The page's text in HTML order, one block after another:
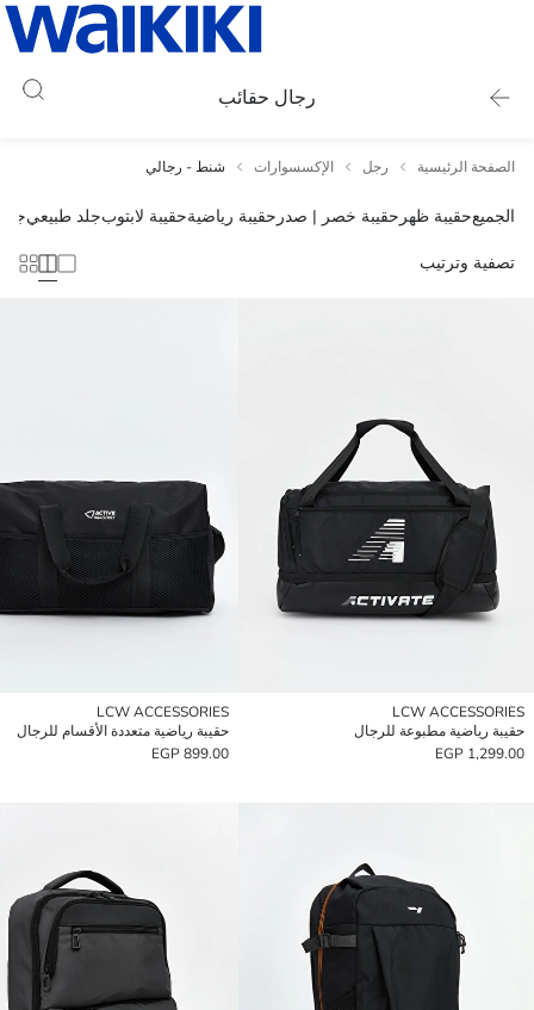
رجال حقائب
الصفحة الرئيسية رجل الإكسسوارات شنط - رجالي
الجميعحقيبة ظهر حقيبة خصر | صدر حقيبة رياضيةحقيبة لابتوبجلد طبيعي
تصفية وترتيب
LCW ACCESSORIES
حقيبة رياضية مطبوعة للرجال
1,299.00 EGP
LCW ACCESSORIES
حقيبة رياضية متعددة الأقسام للرجال
899.00 EGP